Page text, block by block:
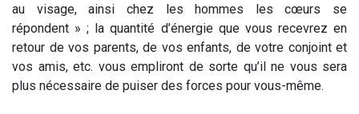
au visage, ainsi chez les hommes les cœurs se
répondent » ; la quantité d’énergie que vous recevrez en
retour de vos parents, de vos enfants, de votre conjoint et
vos amis, etc. vous empliront de sorte qu’il ne vous sera
plus nécessaire de puiser des forces pour vous-même.